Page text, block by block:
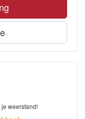
weerstand!